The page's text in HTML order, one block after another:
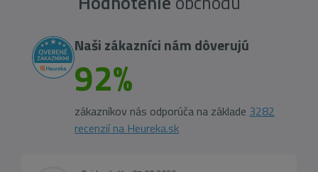
Naši zákazníci nám dôverujú
92%
zákazníkov nás odporúča na základe 3282
recenzií na Heureka.sk